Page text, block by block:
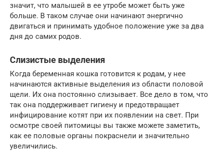
значит, что малышей в ее утробе может быть уже
больше. В таком случае они начинают энергично
двигаться и принимать удобное положение уже за два
дня до самих родов.
Слизистые выделения
Когда беременная кошка готовится к родам, у нее
начинаются активные выделения из области половой
щели. Их она постоянно слизывает. Все дело в том, что
так она поддерживает гигиену и предотвращает
инфицирование котят при их появлении на свет. При
осмотре своей питомицы вы также можете заметить,
как ее половые органы покраснели и значительно
увеличились.